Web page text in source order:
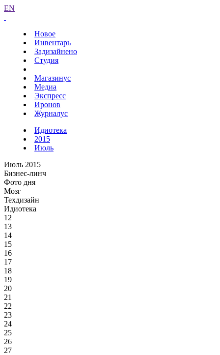
EN
Новое
Инвентарь
Задизайнено
Студия
Магазинус
Медиа
Экспресс
Иронов
Журналус
Идиотека
2015
Июль
Июль 2015
Бизнес-линч
Фото дня
Мозг
Техдизайн
Идиотека
12
13
14
15
16
17
18
19
20
21
22
23
24
25
26
27